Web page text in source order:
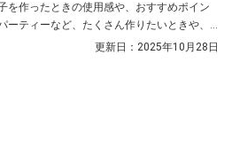
を作ったときの使用感や、おすすめポイン
ーティーなど、たくさん作りたいときや、
ひチェックしてみてくださいね。
更新日： 2025年10月28日